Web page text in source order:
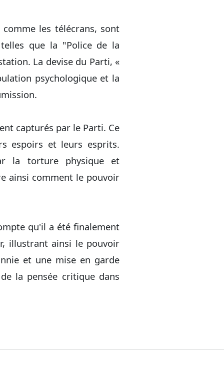
les télécrans, sont
que la "Police de la
La devise du Parti, «
psychologique et la
capturés par le Parti. Ce
espoirs et leurs esprits.
la torture physique et
ainsi comment le pouvoir
qu'il a été finalement
illustrant ainsi le pouvoir
et une mise en garde
la pensée critique dans